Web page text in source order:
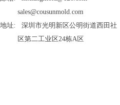
sales@cousunmold.com
地址: 深圳市光明新区公明街道西田社
区第二工业区24栋A区